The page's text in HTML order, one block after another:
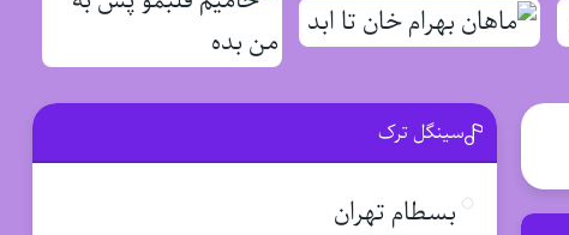
سینگل ترک
بسطام تهران